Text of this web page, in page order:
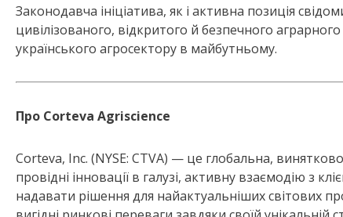
Законодавча ініціатива, як і активна позиція
цивілізованого, відкритого й безпечного
українського агросектору в майбутньому.
Про Corteva Agriscience
Corteva, Inc. (NYSE: CTVA) — це глобальна,
провідні інновації в галузі, активну взаємодію з
надавати рішення для найактуальніших світових